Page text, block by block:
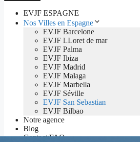
EVJF ESPAGNE
Nos Villes en Espagne
EVJF Barcelone
EVJF LLoret de mar
EVJF Palma
EVJF Ibiza
EVJF Madrid
EVJF Malaga
EVJF Marbella
EVJF Séville
EVJF San Sebastian
EVJF Bilbao
Notre agence
Blog
Contact/FAQ